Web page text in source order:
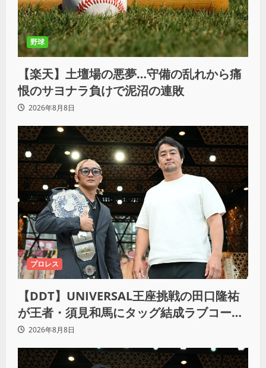
野球
【楽天】土壇場の悪夢…守備の乱れから痛
恨のサヨナラ負けで泥沼の連敗
2026年8月8日
プロレス
【DDT】UNIVERSAL王座挑戦の田口隆祐
が王者・須見和馬にタッグ結成ラブコー
ル！「この試合が終わった後は、丸刈りブ
ラザーズで一緒にやっていただければ」
2026年8月8日